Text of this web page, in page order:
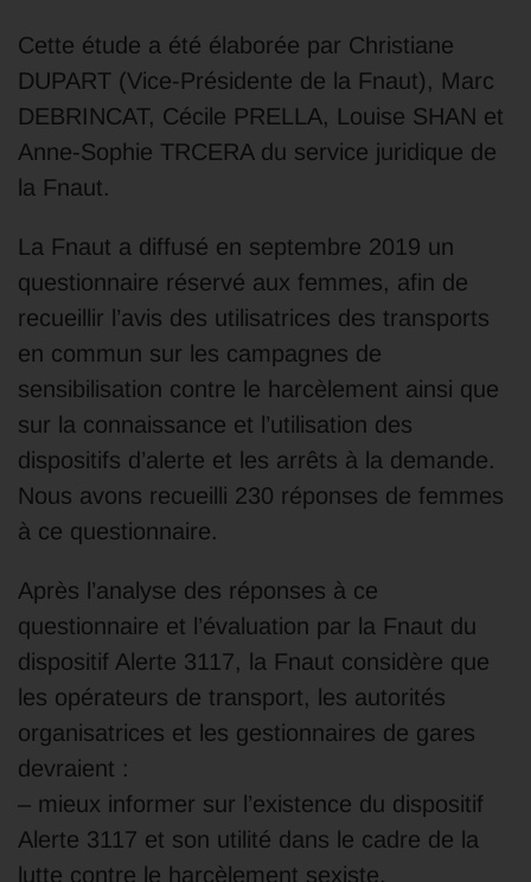
Cette étude a été élaborée par Christiane
DUPART (Vice-Présidente de la Fnaut), Marc
DEBRINCAT, Cécile PRELLA, Louise SHAN et
Anne-Sophie TRCERA du service juridique de
la Fnaut.
La Fnaut a diffusé en septembre 2019 un
questionnaire réservé aux femmes, afin de
recueillir l’avis des utilisatrices des transports
en commun sur les campagnes de
sensibilisation contre le harcèlement ainsi que
sur la connaissance et l’utilisation des
dispositifs d’alerte et les arrêts à la demande.
Nous avons recueilli 230 réponses de femmes
à ce questionnaire.
Après l’analyse des réponses à ce
questionnaire et l’évaluation par la Fnaut du
dispositif Alerte 3117, la Fnaut considère que
les opérateurs de transport, les autorités
organisatrices et les gestionnaires de gares
devraient :
– mieux informer sur l’existence du dispositif
Alerte 3117 et son utilité dans le cadre de la
lutte contre le harcèlement sexiste,